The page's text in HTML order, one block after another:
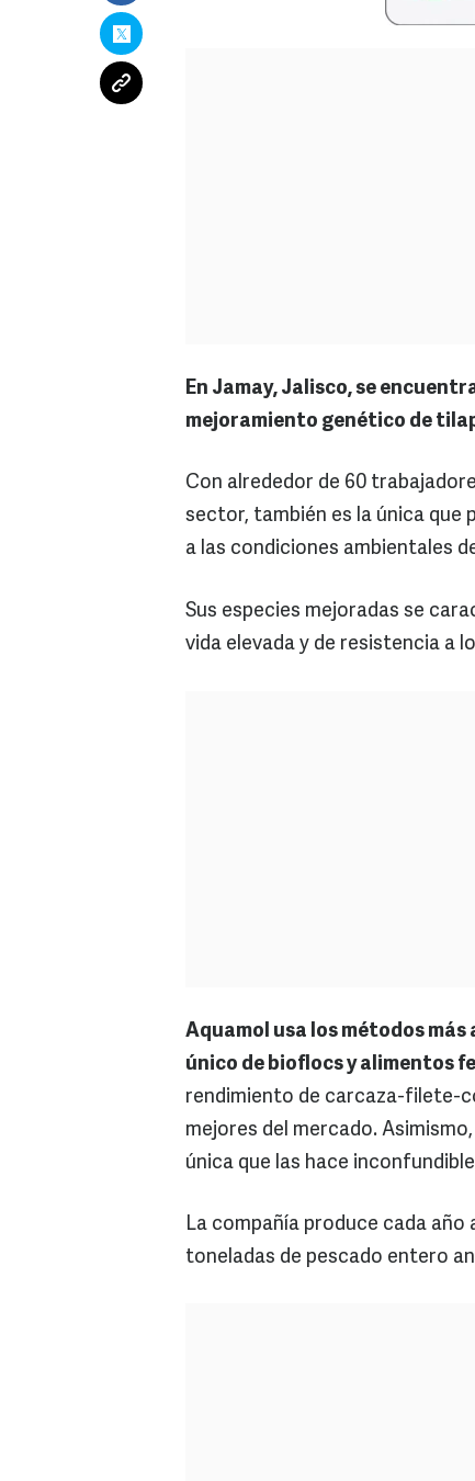
En Jamay, Jalisco, se
mejoramiento genético de
Con alrededor de 60
sector, también es la única que
a las condiciones ambientales
Sus especies mejoradas se
vida elevada y de resistencia a
Aquamol usa los métodos
único de bioflocs y alimentos
rendimiento de carcaza-filete-
mejores del mercado.
única que las hace
La compañía produce cada año
toneladas de pescado entero